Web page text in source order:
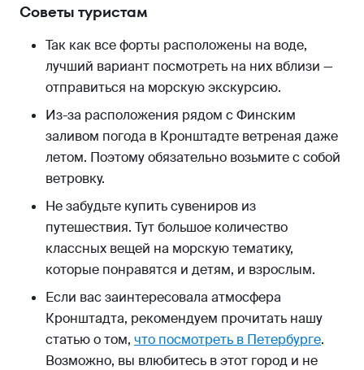
Советы туристам
Так как все форты расположены на воде,
лучший вариант посмотреть на них вблизи —
отправиться на морскую экскурсию.
Из-за расположения рядом с Финским
заливом погода в Кронштадте ветреная даже
летом. Поэтому обязательно возьмите с собой
ветровку.
Не забудьте купить сувениров из
путешествия. Тут большое количество
классных вещей на морскую тематику,
которые понравятся и детям, и взрослым.
Если вас заинтересовала атмосфера
Кронштадта, рекомендуем прочитать нашу
статью о том, что посмотреть в Петербурге.
Возможно, вы влюбитесь в этот город и не